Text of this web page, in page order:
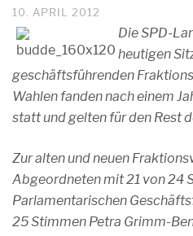
10. APRIL 2012
Die SPD-
heutigen
geschäftsführenden
Wahlen fanden nach einem
statt und gelten für den Rest
Zur alten und neuen
Abgeordneten mit 21 von 24
Parlamentarischen
25 Stimmen Petra Grimm-